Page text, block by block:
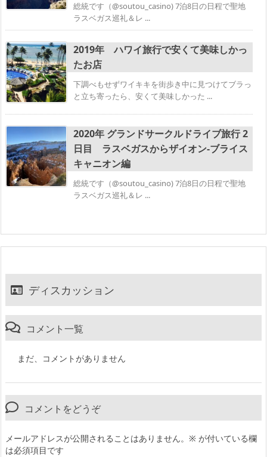
総統です（@soutou_casino) 7泊8日の日程で聖地
ラスベガス巡礼＆レ ...
2019年 ハワイ旅行で安くて美味しかっ
たお店
下調べもせずワイキキを街歩き中に見つけてブラっ
と立ち寄ったら、安くて美味しかった ...
2020年 グランドサークルドライブ旅行 2
日目 ラスベガスからザイオン‐ブライス
キャニオン編
総統です（@soutou_casino) 7泊8日の日程で聖地
ラスベガス巡礼＆レ ...
ディスカッション
コメント一覧
まだ、コメントがありません
コメントをどうぞ
メールアドレスが公開されることはありません。 ※ が付いている欄
は必須項目です